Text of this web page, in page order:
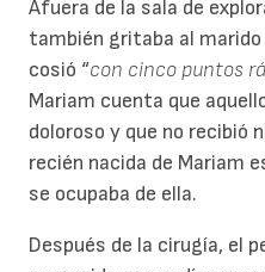
Afuera de la sala de
también gritaba al
cosió “con cinco puntos
Mariam cuenta que
doloroso y que no recibió
recién nacida de Mariam
se ocupaba de ella.
Después de la cirugía, el